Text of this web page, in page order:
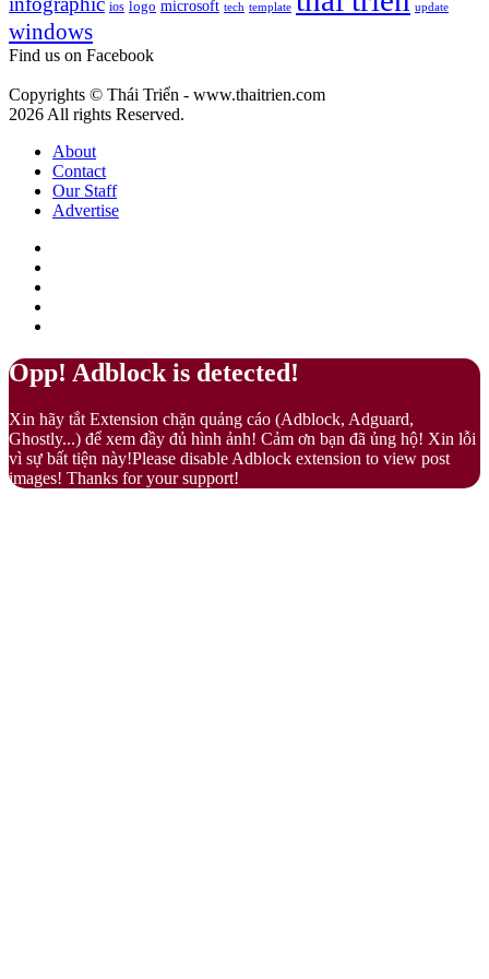
gì?
Fuzz
–
Màu
sự
nhã
ios logo microsoft tech template update
windows
Find us on Facebook
Copyrights © Thái Triển - www.thaitrien.com
2026 All rights Reserved.
About
Contact
Our Staff
Advertise
Back
to
button
Close
Opp! Adblock is detected!
Xin hãy tắt Extension chặn quảng cáo (Adblock, Adguard,
Ghostly...) để xem đầy đủ hình ảnh! Cảm ơn bạn đã ủng hộ! Xin lỗi
vì sự bất tiện này!Please disable Adblock extension to view post
images! Thanks for your support!